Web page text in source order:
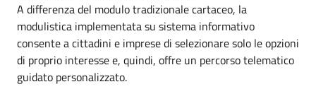
A differenza del modulo tradizionale cartaceo, la
modulistica implementata su sistema informativo
consente a cittadini e imprese di selezionare solo le opzioni
di proprio interesse e, quindi, offre un percorso telematico
guidato personalizzato.